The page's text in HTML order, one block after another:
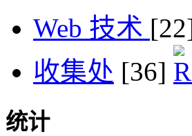
Web 技术
收集处 [36]
统计